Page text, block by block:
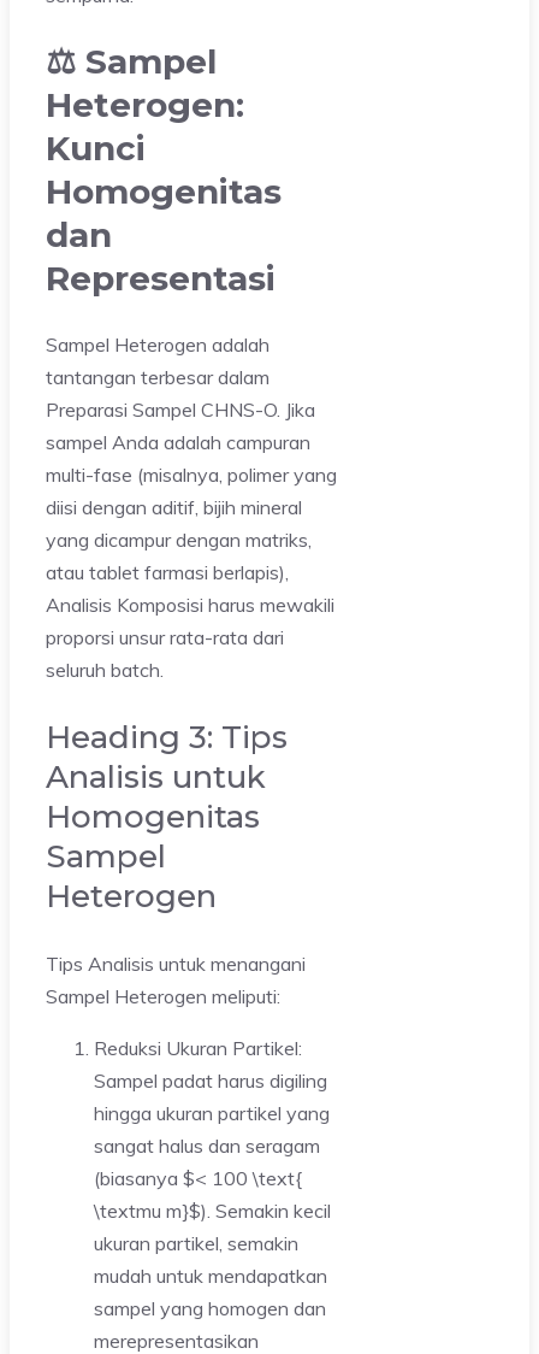
⚖️ Sampel
Heterogen:
Kunci
Homogenitas
dan
Representasi
Sampel Heterogen adalah
tantangan terbesar dalam
Preparasi Sampel CHNS-O. Jika
sampel Anda adalah campuran
multi-fase (misalnya, polimer yang
diisi dengan aditif, bijih mineral
yang dicampur dengan matriks,
atau tablet farmasi berlapis),
Analisis Komposisi harus mewakili
proporsi unsur rata-rata dari
seluruh batch.
Heading 3: Tips
Analisis untuk
Homogenitas
Sampel
Heterogen
Tips Analisis untuk menangani
Sampel Heterogen meliputi:
Reduksi Ukuran Partikel:
Sampel padat harus digiling
hingga ukuran partikel yang
sangat halus dan seragam
(biasanya $< 100 \text{
\textmu m}$). Semakin kecil
ukuran partikel, semakin
mudah untuk mendapatkan
sampel yang homogen dan
merepresentasikan